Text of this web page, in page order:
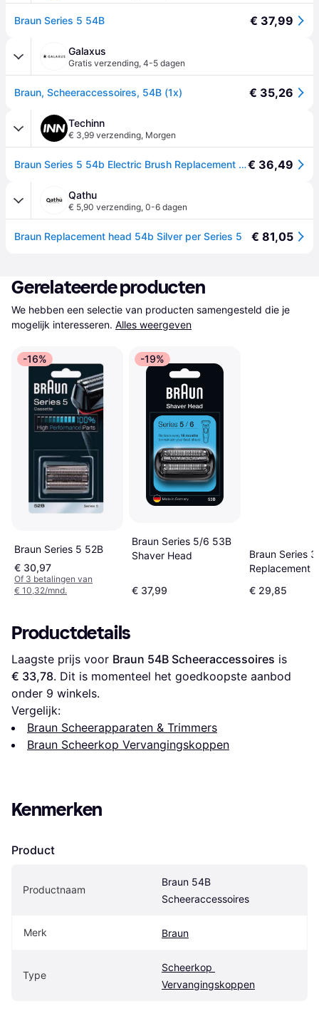
Braun Series 5 54B € 37,99
Galaxus
Gratis verzending, 4-5 dagen
Braun, Scheeraccessoires, 54B (1x) € 35,26
Techinn
€ 3,99 verzending, Morgen
Braun Series 5 54b Electric Brush Replacement Transparant€ 36,49
Qathu
€ 5,90 verzending, 0-6 dagen
Braun Replacement head 54b Silver per Series 5 € 81,05
Gerelateerde producten
We hebben een selectie van producten samengesteld die je
mogelijk interesseren. Alles weergeven
-16%
Braun Series 5 52B
€ 30,97
Of 3 betalingen van
€ 10,32/mnd.
-19%
Braun Series 5/6 53B
Shaver Head
€ 37,99
Braun Series
Replacement
€ 29,85
Productdetails
Laagste prijs voor Braun 54B Scheeraccessoires
€ 33,78. Dit is momenteel het goedkoopste aanbod
onder 9 winkels.
Vergelijk:
Braun Scheerapparaten & Trimmers
Braun Scheerkop Vervangingskoppen
Kenmerken
Product
Productnaam
Braun 54B
Scheeraccessoires
Merk Braun
Type
Scheerkop
Vervangingskoppen